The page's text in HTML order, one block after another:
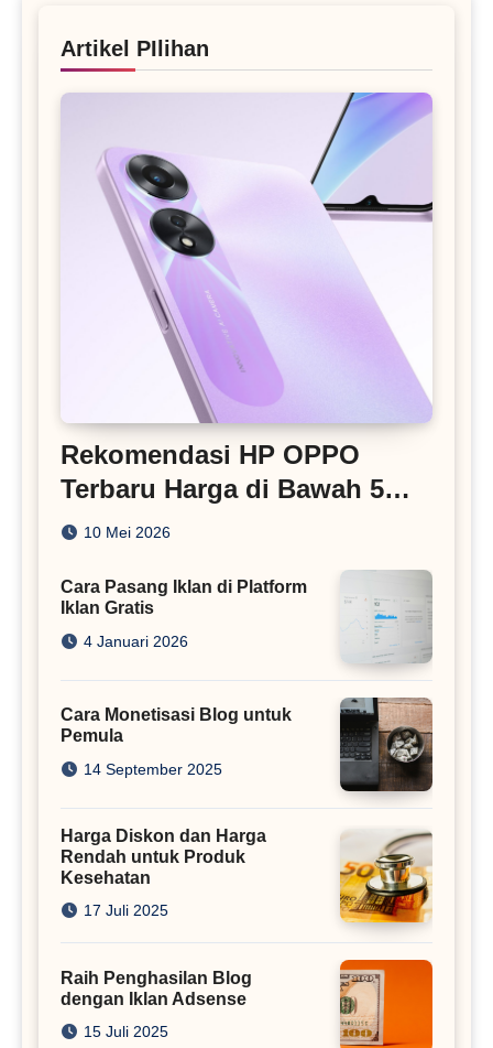
Artikel PIlihan
Rekomendasi HP OPPO
Terbaru Harga di Bawah 5
Juta
10 Mei 2026
Cara Pasang Iklan di Platform
Iklan Gratis
4 Januari 2026
Cara Monetisasi Blog untuk
Pemula
14 September 2025
Harga Diskon dan Harga
Rendah untuk Produk
Kesehatan
17 Juli 2025
Raih Penghasilan Blog
dengan Iklan Adsense
15 Juli 2025